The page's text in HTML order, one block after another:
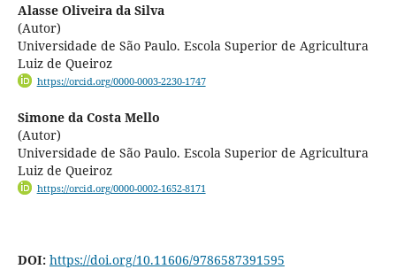
Alasse Oliveira da Silva
(Autor)
Universidade de São Paulo. Escola Superior de Agricultura
Luiz de Queiroz
https://orcid.org/0000-0003-2230-1747
Simone da Costa Mello
(Autor)
Universidade de São Paulo. Escola Superior de Agricultura
Luiz de Queiroz
https://orcid.org/0000-0002-1652-8171
DOI: https://doi.org/10.11606/9786587391595